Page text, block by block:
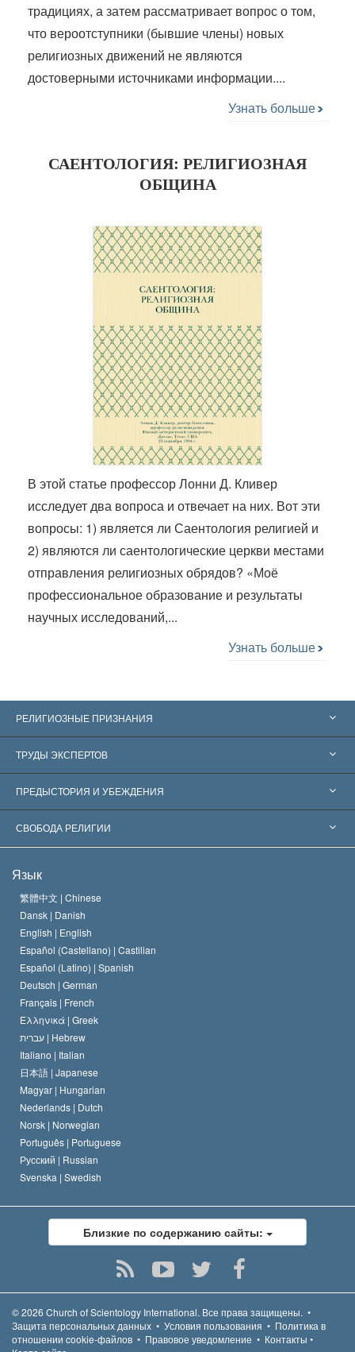
традициях, а затем рассматривает вопрос о том,
что вероотступники (бывшие члены) новых
религиозных движений не являются
достоверными источниками информации....
Узнать больше
САЕНТОЛОГИЯ: РЕЛИГИОЗНАЯ
ОБЩИНА
В этой статье профессор Лонни Д. Кливер
исследует два вопроса и отвечает на них. Вот эти
вопросы: 1) является ли Саентология религией и
2) являются ли саентологические церкви местами
отправления религиозных обрядов? «Моё
профессиональное образование и результаты
научных исследований,...
Узнать больше
РЕЛИГИОЗНЫЕ ПРИЗНАНИЯ
Соединённые Штаты
Признания по всему миру
Знаменательные решения
ТРУДЫ ЭКСПЕРТОВ
Экспертизы по категориям
Ведущие мировые специалисты
ПРЕДЫСТОРИЯ И УБЕЖДЕНИЯ
Л. Рон Хаббард
Кредо Церкви Саентологии
Кодекс саентолога
Дэвид Мицкевич
СВОБОДА РЕЛИГИИ
Международные стандарты в области прав человека
Декларация о религии
Язык
繁體中文 | Chinese
Dansk | Danish
English | English
Español (Castellano) | Castilian
Español (Latino) | Spanish
Deutsch | German
Français | French
Ελληνικά | Greek
עברית | Hebrew
Italiano | Italian
日本語 | Japanese
Magyar | Hungarian
Nederlands | Dutch
Norsk | Norwegian
Português | Portuguese
Русский | Russian
Svenska | Swedish
Близкие по содержанию сайты:
© 2026 Church of Scientology International. Все права защищены. •
Защита персональных данных • Условия пользования • Политика в
отношении cookie-файлов • Правовое уведомление • Контакты •